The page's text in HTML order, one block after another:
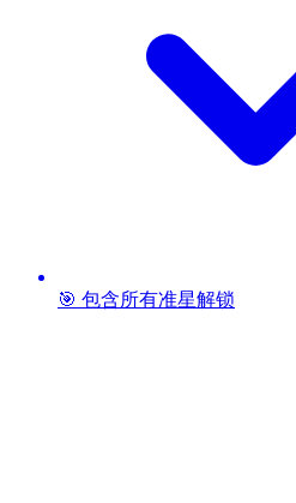
🎯 包含所有准星解锁